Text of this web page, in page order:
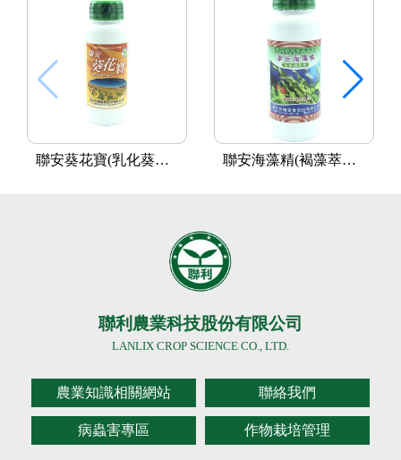
聯安葵花寶(乳化葵花油) 聯安海藻精(褐藻萃取精)
聯利農業科技股份有限公司
LANLIX CROP SCIENCE CO., LTD.
農業知識相關網站 聯絡我們
病蟲害專區 作物栽培管理